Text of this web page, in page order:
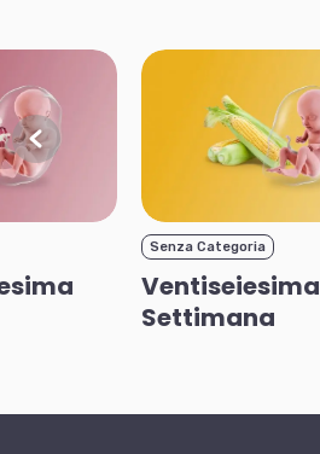
Senza Categoria
Ventiseiesima
Settimana